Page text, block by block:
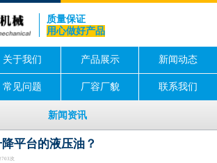
质量保证
用心做好产品
关于我们 产品展示 新闻动态
常见问题 厂容厂貌 联系我们
新闻资讯
平台的液压油？
次